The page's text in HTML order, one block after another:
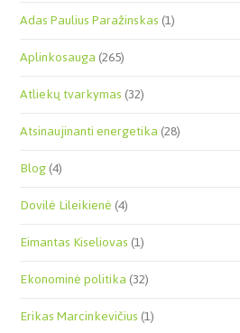
Adas Paulius Paražinskas(1)
Aplinkosauga(265)
Atliekų tvarkymas(32)
Atsinaujinanti energetika(28)
Blog(4)
Dovilė Lileikienė(4)
Eimantas Kiseliovas(1)
Ekonominė politika(32)
Erikas Marcinkevičius(1)